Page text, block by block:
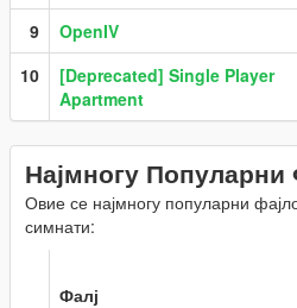
9
OpenIV
10
[Deprecated] Single Player
Apartment
Најмногу Популарни
Овие се најмногу популарни
симнати:
Фалј